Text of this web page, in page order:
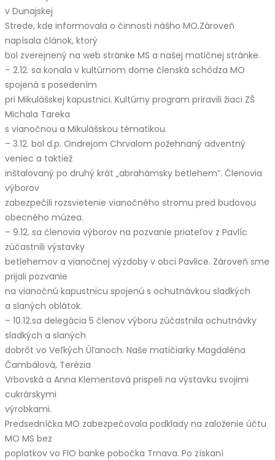
v Dunajskej
Strede, kde informovala o činnosti nášho MO.Zároveň
napísala článok, ktorý
bol zverejnený na web stránke MS a našej matičnej stránke.
– 2.12. sa konala v kultúrnom dome členská schôdza MO
spojená s posedením
pri Mikulášskej kapustnici. Kultúrny program priravili žiaci ZŠ
Michala Tareka
s vianočnou a Mikulášskou tématikou.
– 3.12. bol d.p. Ondrejom Chrvalom požehnaný adventný
veniec a taktiež
inštalovaný po druhý krát „abrahámsky betlehem“. Členovia
výborov
zabezpečili rozsvietenie vianočného stromu pred budovou
obecného múzea.
– 9.12. sa členovia výborov na pozvanie priateľov z Pavlíc
zúčastnili výstavky
betlehemov a vianočnej výzdoby v obci Pavlice. Zároveň sme
prijali pozvanie
na vianočnú kapustnicu spojenú s ochutnávkou sladkých
a slaných oblátok.
– 10.12.sa delegácia 5 členov výboru zúčastnila ochutnávky
sladkých a slaných
dobrôt vo Veľkých Úľanoch. Naše matičiarky Magdaléna
Čambálová, Terézia
Vrbovská a Anna Klementová prispeli na výstavku svojimi
cukrárskymi
výrobkami.
Predsedníčka MO zabezpečovala podklady na založenie účtu
MO MS bez
poplatkov vo FIO banke pobočka Trnava. Po získaní